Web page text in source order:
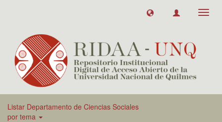
Listar Departamento de Ciencias Sociales
por tema